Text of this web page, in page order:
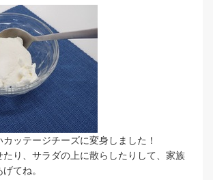
ッテージチーズに変身しました！
たり、サラダの上に散らしたりして、家族
てね。